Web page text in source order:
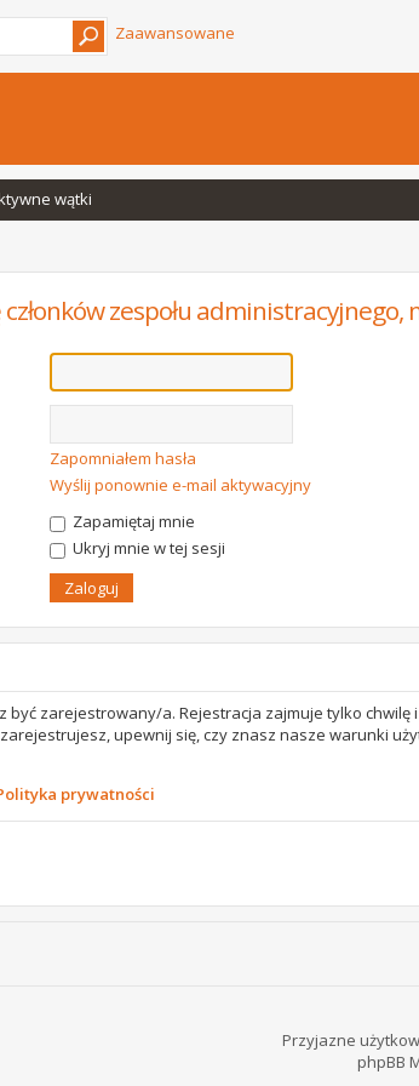
Zaawansowane
wątki
zespołu administracyjnego,
Zapomniałem hasła
Wyślij ponownie e-mail aktywacyjny
Zapamiętaj mnie
Ukryj mnie w tej sesji
być zarejestrowany/a. Rejestracja zajmuje tylko
upewnij się, czy znasz nasze warunki
prywatności
Przyjazne
phpBB